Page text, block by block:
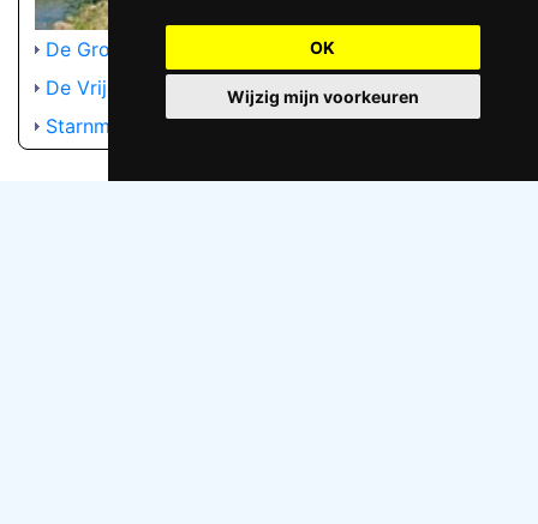
OK
Wijzig mijn voorkeuren
De Groote Keijns Schagerbrug
De Vrije Vogels
Starnmeer (Zon en Leven)